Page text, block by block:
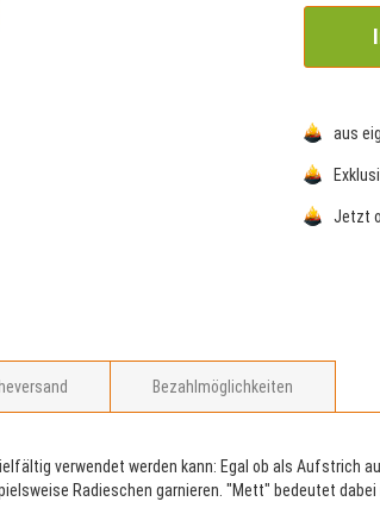
aus
Jetzt
verwendet werden kann: Egal ob als Aufstrich
Radieschen garnieren. "Mett" bedeutet
Bezahlmöglichkeiten